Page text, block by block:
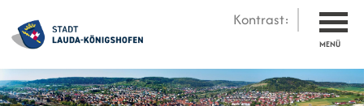
Kontrast:
MENÜ